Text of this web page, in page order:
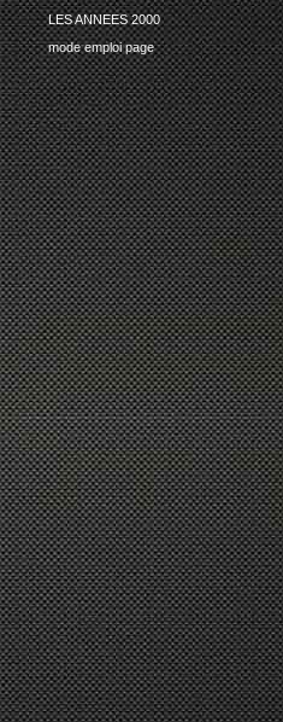
LES ANNEES 2000
mode emploi page